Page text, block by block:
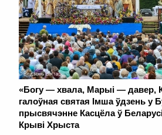
«Богу — хвала, Марыі — давер,
галоўная святая Імша ўдзень у
прысвячэнне Касцёла ў
Крыві Хрыста